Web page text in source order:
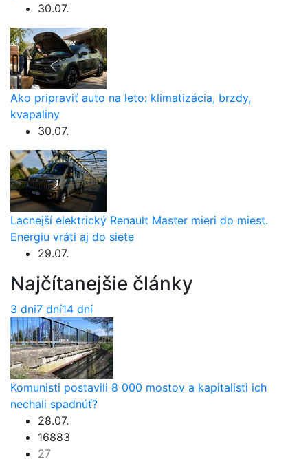
30.07.
Ako pripraviť auto na leto: klimatizácia, brzdy,
kvapaliny
30.07.
Lacnejší elektrický Renault Master mieri do miest.
Energiu vráti aj do siete
29.07.
Najčítanejšie články
3 dni7 dní14 dní
Komunisti postavili 8 000 mostov a kapitalisti ich
nechali spadnúť?
28.07.
16883
27